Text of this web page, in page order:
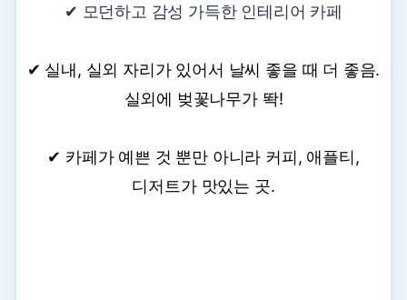
✔ 모던하고 감성 가득한 인테리어 카페
✔ 실내, 실외 자리가 있어서 날씨 좋을 때 더 좋음.
실외에 벚꽃나무가 똭!
✔ 카페가 예쁜 것 뿐만 아니라 커피, 애플티,
디저트가 맛있는 곳.